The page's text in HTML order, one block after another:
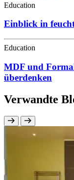
Education
Einblick in
Education
MDF und
überdenken
Verwandte